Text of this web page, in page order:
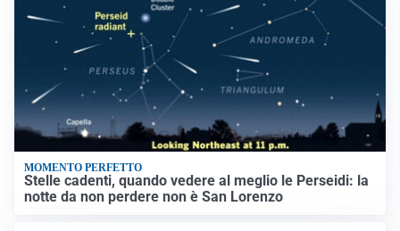
MOMENTO PERFETTO
Stelle cadenti, quando vedere al meglio le Perseidi: la
notte da non perdere non è San Lorenzo